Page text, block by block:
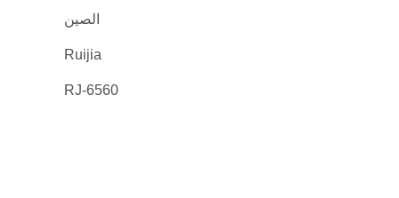
الصين
Ruijia
RJ-6560